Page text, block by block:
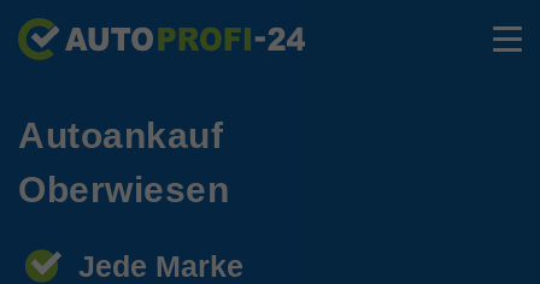
Autoankauf
Oberwiesen
Jede Marke